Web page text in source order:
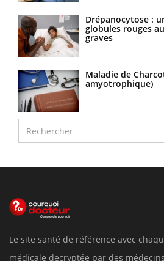
Drépanocytose :
globules rouges
graves
Maladie de
amyotrophique)
Le site santé de référence avec
médicale decryptée par des